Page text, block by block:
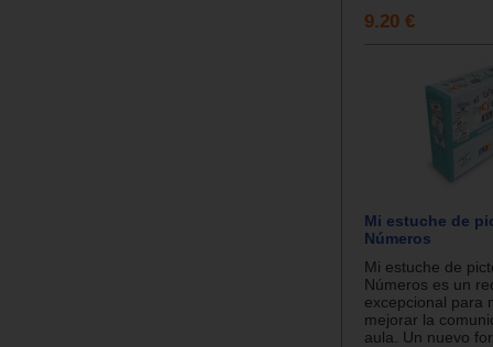
9.20 €
Mi estuche de
Números
Mi estuche de
Números es un
excepcional para
mejorar la
aula. Un nuevo